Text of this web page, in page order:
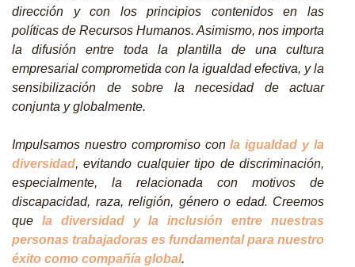
dirección y con los principios contenidos en las
políticas de Recursos Humanos. Asimismo, nos importa
la difusión entre toda la plantilla de una cultura
empresarial comprometida con la igualdad efectiva, y la
sensibilización de sobre la necesidad de actuar
conjunta y globalmente.
Impulsamos nuestro compromiso conla igualdad y la
diversidad, evitando cualquier tipo de discriminación,
especialmente, la relacionada con motivos de
discapacidad, raza, religión, género o edad. Creemos
que la diversidad y la inclusión entre nuestras
personas trabajadoras es fundamental para nuestro
éxito como compañía global.